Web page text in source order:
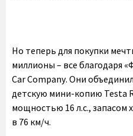
Но теперь для покупки
миллионы – все благодаря
Car Companу. Они
детскую мини-копию Testa
мощностью 16 л.с., запасом
в 76 км/ч.